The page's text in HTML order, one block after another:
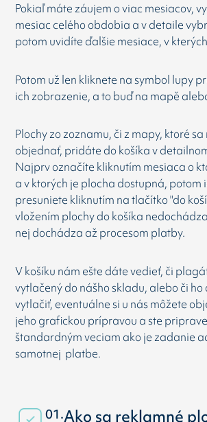
Pokiaľ máte záujem o viac mesiacov,
mesiac celého obdobia a v detaile
potom uvidíte ďalšie mesiace, v
Potom už len kliknete na symbol lupy
ich zobrazenie, a to buď na mapě
Plochy zo zoznamu, či z mapy, ktoré
objednať, pridáte do košíka v
Najprv označíte kliknutím mesiaca o
a v ktorých je plocha dostupná, potom
presuniete kliknutím na tlačítko "do
vložením plochy do košíka
nej dochádza až procesom platby.
V košíku nám ešte dáte vedieť, či
vytlačený do nášho skladu, alebo či ho
vytlačiť, eventuálne si u nás môžete
jeho grafickou prípravou a ste
štandardným veciam ako je zadanie
samotnej platbe.
01.Ako sa reklamné